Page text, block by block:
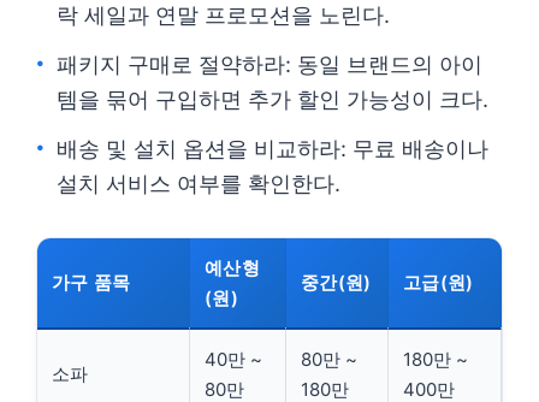
락 세일과 연말 프로모션을 노린다.
패키지 구매로 절약하라: 동일 브랜드의 아이
템을 묶어 구입하면 추가 할인 가능성이 크다.
배송 및 설치 옵션을 비교하라: 무료 배송이나
설치 서비스 여부를 확인한다.
가구 품목
예산형
(원)
중간(원) 고급(원)
소파
40만 ~
80만
80만 ~
180만
180만 ~
400만